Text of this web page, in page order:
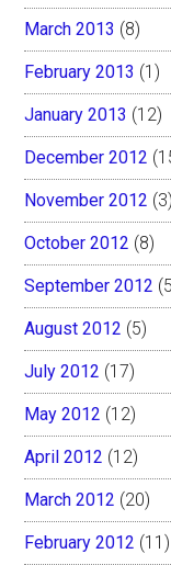
March 2013 (8)
February 2013 (1)
January 2013 (12)
December 2012
November 2012 (3)
October 2012 (8)
September 2012
August 2012 (5)
July 2012 (17)
May 2012 (12)
April 2012 (12)
March 2012 (20)
February 2012 (11)